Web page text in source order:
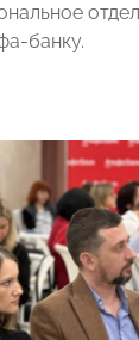
банку.